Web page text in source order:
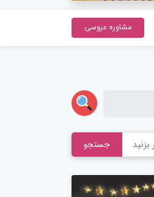
مشاوره عروسی
جستجو